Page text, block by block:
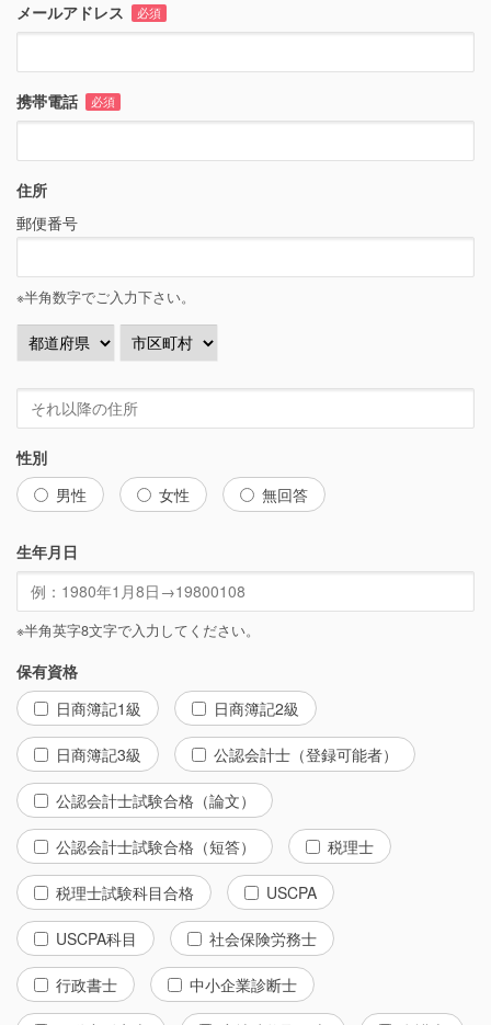
メールアドレス 必須
携帯電話 必須
住所
郵便番号
※半角数字でご入力下さい。
性別
男性
女性 無回答
生年月日
※半角英字8文字で入力してください。
保有資格
日商簿記1級
日商簿記2級
日商簿記3級 公認会計士（登録可能者）
公認会計士試験合格（論文）
公認会計士試験合格（短答） 税理士
税理士試験科目合格 USCPA
USCPA科目 社会保険労務士
行政書士 中小企業診断士